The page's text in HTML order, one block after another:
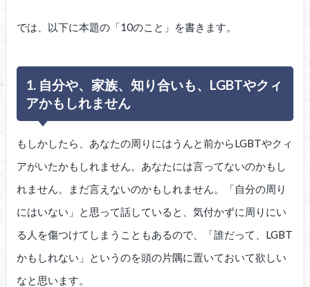
では、以下に本題の「10のこと」を書きます。
1. 自分や、家族、知り合いも、LGBTやクィ
アかもしれません
もしかしたら、あなたの周りにはうんと前からLGBTやクィ
アがいたかもしれません。あなたには言ってないのかもし
れません。まだ言えないのかもしれません。「自分の周り
にはいない」と思って話していると、気付かずに周りにい
る人を傷つけてしまうこともあるので、「誰だって、LGBT
かもしれない」というのを頭の片隅に置いておいて欲しい
なと思います。